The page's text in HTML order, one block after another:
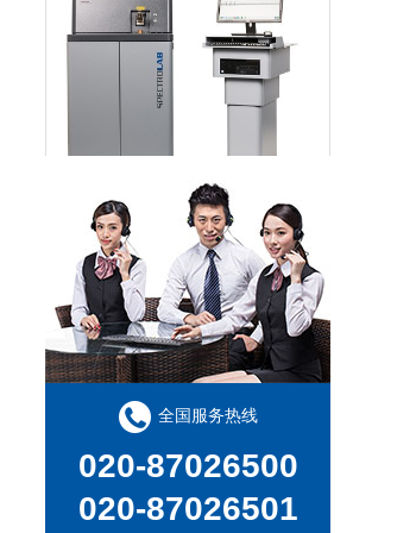
新品速递 | 德国斯派克推出新一代 SPECTRO xSORT XHH04
全国服务热线
020-87026500
020-87026501